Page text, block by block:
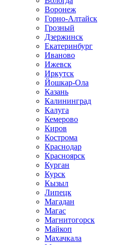
Воронеж
Горно-Алтайск
Грозный
Дзержинск
Екатеринбург
Иваново
Ижевск
Иркутск
Йошкар-Ола
Казань
Калининград
Калуга
Кемерово
Киров
Кострома
Краснодар
Красноярск
Курган
Курск
Кызыл
Липецк
Магадан
Магас
Магнитогорск
Майкоп
Махачкала